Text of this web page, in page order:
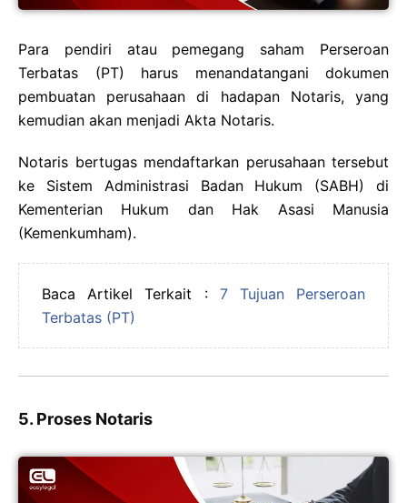
Para pendiri atau pemegang saham Perseroan
Terbatas (PT) harus menandatangani dokumen
pembuatan perusahaan di hadapan Notaris, yang
kemudian akan menjadi Akta Notaris.
Notaris bertugas mendaftarkan perusahaan tersebut
ke Sistem Administrasi Badan Hukum (SABH) di
Kementerian Hukum dan Hak Asasi Manusia
(Kemenkumham).
Baca Artikel Terkait : 7 Tujuan Perseroan
Terbatas (PT)
5. Proses Notaris